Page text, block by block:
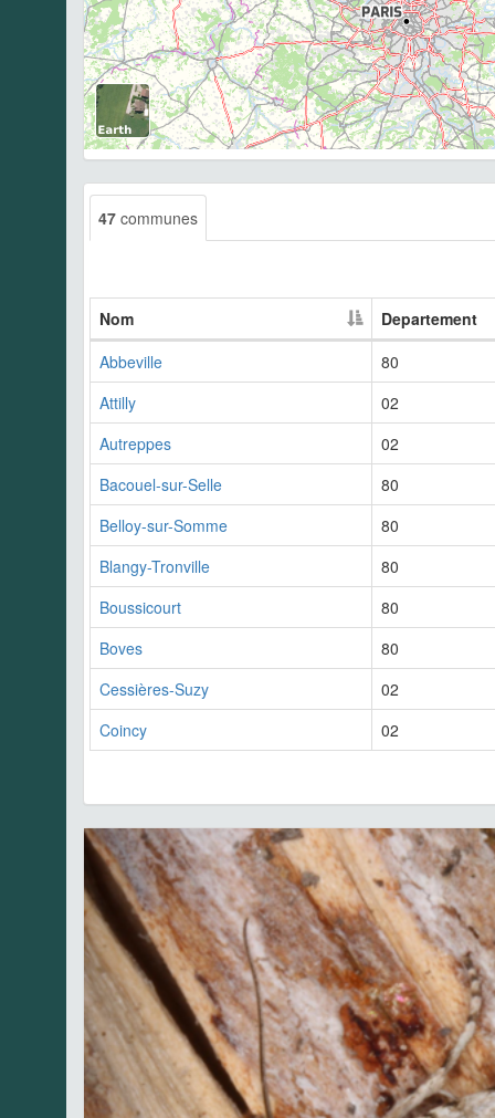
47 communes
Nom
Departement
Abbeville
80
Attilly
02
Autreppes
02
Bacouel-sur-Selle
80
Belloy-sur-Somme
80
Blangy-Tronville
80
Boussicourt
80
Boves
80
Cessières-Suzy
02
Coincy
02